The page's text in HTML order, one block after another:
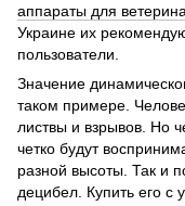
аппараты для
Украине их
пользователи.
Значение
таком примере.
листвы и взрывов. Но
четко будут
разной высоты. Так и
децибел. Купить его с